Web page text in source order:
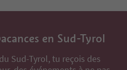
en Sud-Tyrol
Sud-Tyrol, tu reçois des